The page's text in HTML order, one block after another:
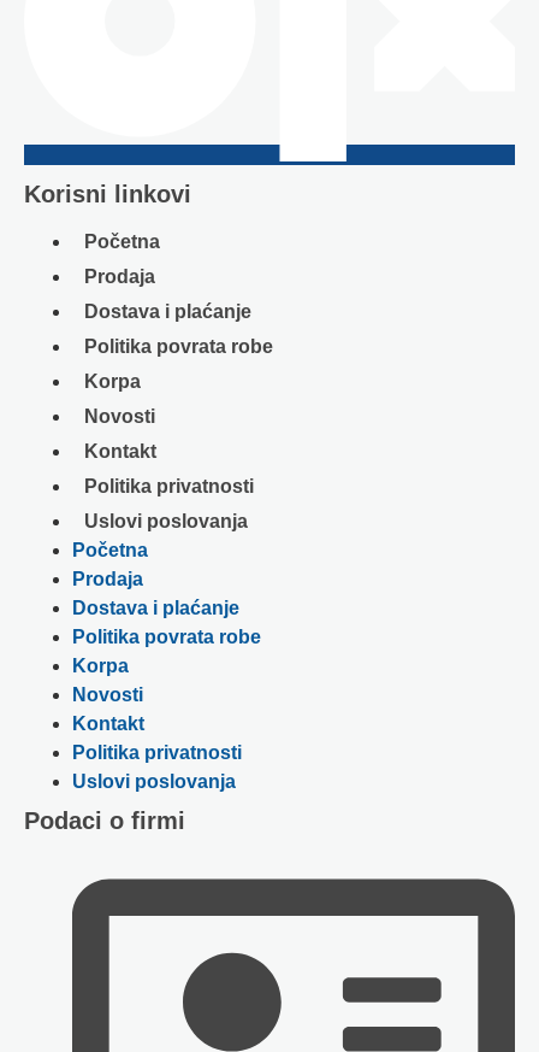
Korisni linkovi
Početna
Prodaja
Dostava i plaćanje
Politika povrata robe
Korpa
Novosti
Kontakt
Politika privatnosti
Uslovi poslovanja
Početna
Prodaja
Dostava i plaćanje
Politika povrata robe
Korpa
Novosti
Kontakt
Politika privatnosti
Uslovi poslovanja
Podaci o firmi